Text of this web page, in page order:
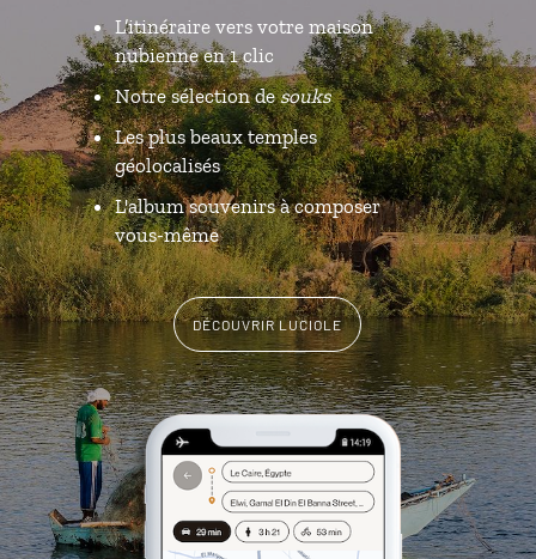
L’itinéraire vers votre maison
nubienne en 1 clic
Notre sélection desouks
Les plus beaux temples
géolocalisés
L'album souvenirs à composer
vous-même
DÉCOUVRIR LUCIOLE